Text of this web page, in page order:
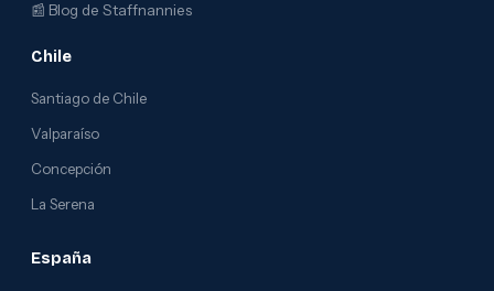
📰 Blog de Staffnannies
Chile
Santiago de Chile
Valparaíso
Concepción
La Serena
España